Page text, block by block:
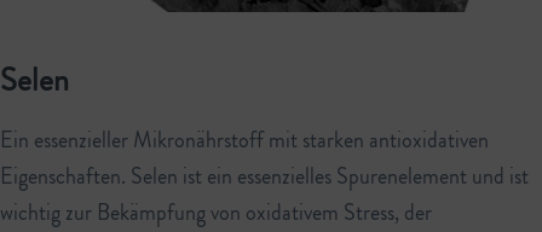
Selen
Ein essenzieller Mikronährstoff mit starken antioxidativen
Eigenschaften. Selen ist ein essenzielles Spurenelement und ist
wichtig zur Bekämpfung von oxidativem Stress, der